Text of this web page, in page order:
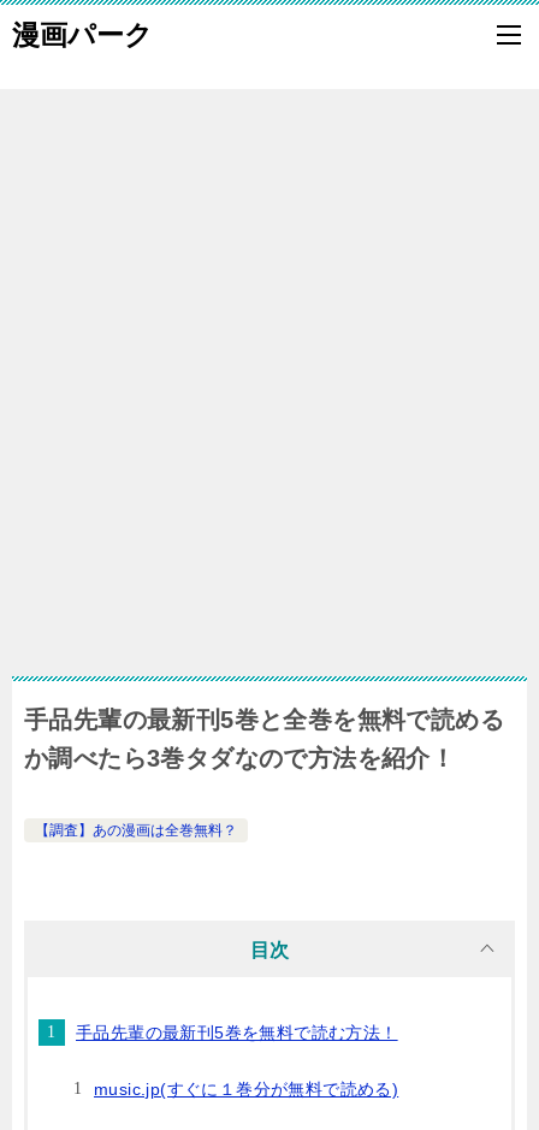
漫画パーク
手品先輩の最新刊5巻と全巻を無料で読める
か調べたら3巻タダなので方法を紹介！
【調査】あの漫画は全巻無料？
目次
手品先輩の最新刊5巻を無料で読む方法！
music.jp(すぐに１巻分が無料で読める)